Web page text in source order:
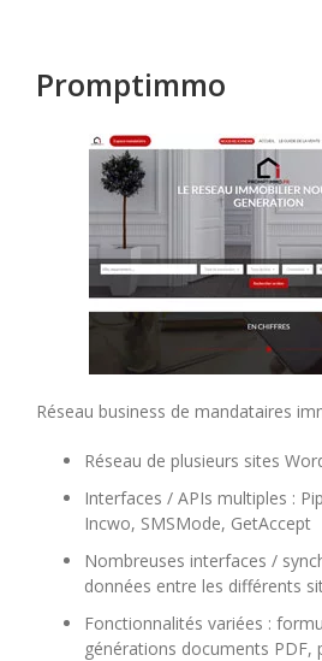
Promptimmo
Réseau business de mandataires
Réseau de plusieurs sites
Interfaces / APIs multiples :
Incwo, SMSMode, GetAccept
Nombreuses interfaces /
données entre les différents
Fonctionnalités variées :
générations documents PDF,